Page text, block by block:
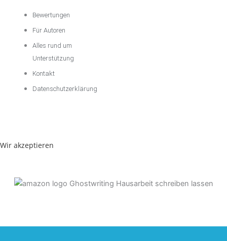
Bewertungen
Für Autoren
Alles rund um
Unterstützung
Kontakt
Datenschutzerklärung
Wir akzeptieren